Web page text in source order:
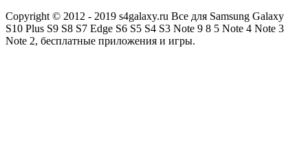
Copyright © 2012 - 2019 s4galaxy.ru Все для Samsung Galaxy
S10 Plus S9 S8 S7 Edge S6 S5 S4 S3 Note 9 8 5 Note 4 Note 3
Note 2, бесплатные приложения и игры.